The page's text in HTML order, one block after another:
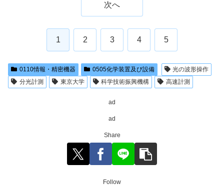
次へ
1 2 3 4 5
0110情報・精密機器 0505化学装置及び設備
光の波形操作
分光計測
東京大学 科学技術振興機構 高速計測
ad
ad
Share
Follow